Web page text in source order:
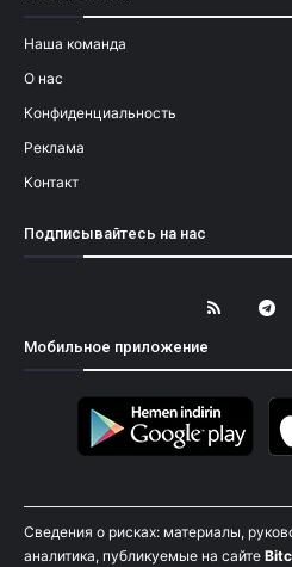
Наша команда
О нас
Конфиденциальность
Реклама
Контакт
Подписывайтесь на нас
Мобильное приложение
Сведения о рисках: материалы,
аналитика, публикуемые на сайте